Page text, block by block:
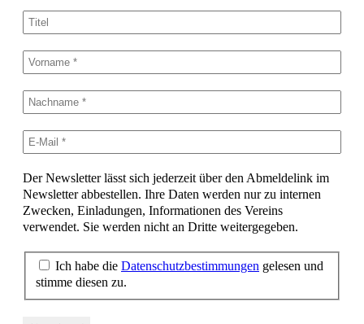
Der Newsletter lässt sich jederzeit über den Abmeldelink im
Newsletter abbestellen. Ihre Daten werden nur zu internen
Zwecken, Einladungen, Informationen des Vereins
verwendet. Sie werden nicht an Dritte weitergegeben.
Ich habe die Datenschutzbestimmungen gelesen und
stimme diesen zu.